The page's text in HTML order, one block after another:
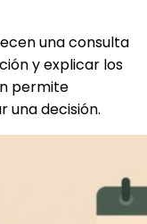
una consulta
y explicar los
permite
una decisión.